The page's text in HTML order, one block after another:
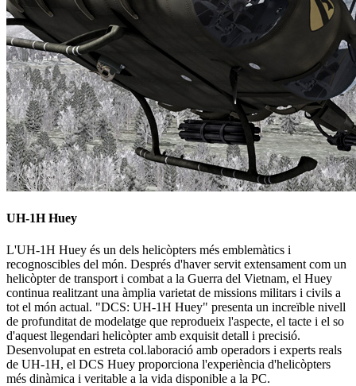
UH-1H Huey
L'UH-1H Huey és un dels helicòpters més emblemàtics i
recognoscibles del món. Després d'haver servit extensament com un
helicòpter de transport i combat a la Guerra del Vietnam, el Huey
continua realitzant una àmplia varietat de missions militars i civils a
tot el món actual. "DCS: UH-1H Huey" presenta un increïble nivell
de profunditat de modelatge que reprodueix l'aspecte, el tacte i el so
d'aquest llegendari helicòpter amb exquisit detall i precisió.
Desenvolupat en estreta col.laboració amb operadors i experts reals
de UH-1H, el DCS Huey proporciona l'experiència d'helicòpters
més dinàmica i veritable a la vida disponible a la PC.